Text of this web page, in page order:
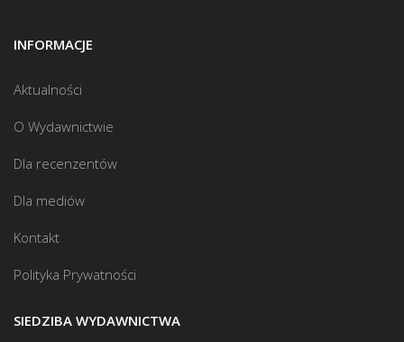
INFORMACJE
Aktualności
O Wydawnictwie
Dla recenzentów
Dla mediów
Kontakt
Polityka Prywatności
SIEDZIBA WYDAWNICTWA